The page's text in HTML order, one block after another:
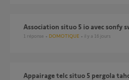
association situo 5 io avec sonfy
1 réponse DOMOTIQUE il y a 16 jours
Appairage telc situo 5 pergola